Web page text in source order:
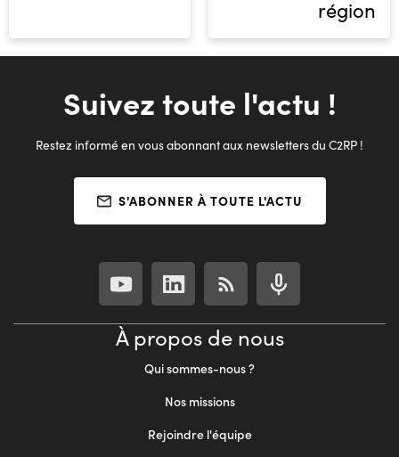
région
Suivez toute l'actu !
Restez informé en vous abonnant aux newsletters du C2RP !
S'ABONNER À TOUTE L'ACTU
À propos de nous
Qui sommes-nous ?
Nos missions
Rejoindre l'équipe